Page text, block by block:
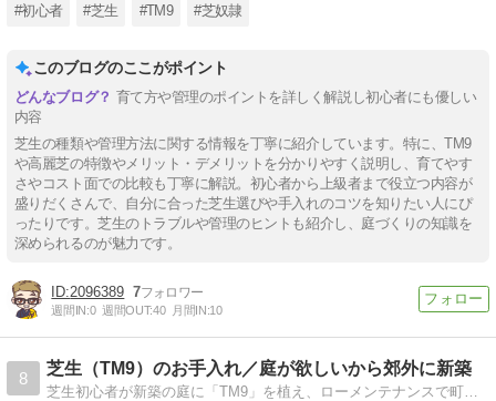
#初心者 #芝生 #TM9 #芝奴隷
このブログのここがポイント
育て方や管理のポイントを詳しく解説し初心者にも優しい
内容
芝生の種類や管理方法に関する情報を丁寧に紹介しています。特に、TM9
や高麗芝の特徴やメリット・デメリットを分かりやすく説明し、育てやす
さやコスト面での比較も丁寧に解説。初心者から上級者まで役立つ内容が
盛りだくさんで、自分に合った芝生選びや手入れのコツを知りたい人にぴ
ったりです。芝生のトラブルや管理のヒントも紹介し、庭づくりの知識を
深められるのが魅力です。
2096389 7
週間IN:0 週間OUT:40 月間IN:10
8
芝生（TM9）のお手入れ／庭が欲しいから郊外に新築
芝生初心者が新築の庭に「TM9」を植え、ローメンテナンスで町内一の芝生を目指して奮闘しているブログです。